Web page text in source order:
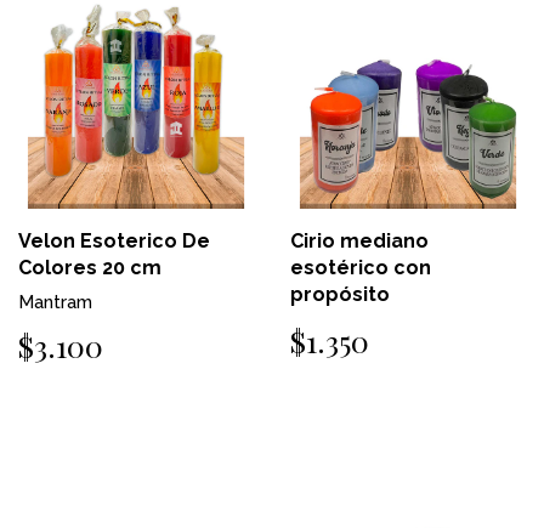
Velon Esoterico De
Colores 20 cm
Mantram
$3.100
Cirio mediano
esotérico con
propósito
$1.350